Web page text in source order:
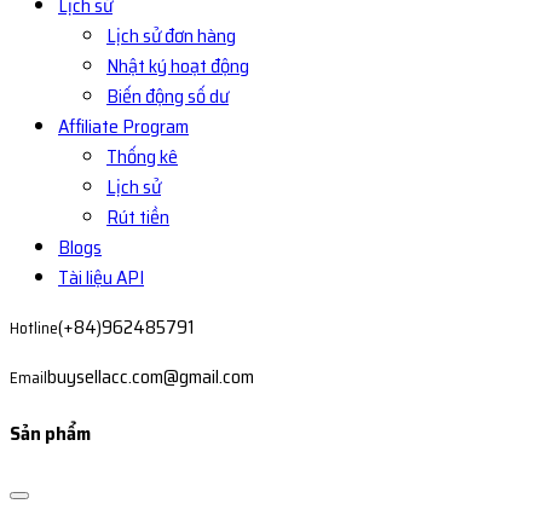
Lịch sử đơn hàng
Nhật ký hoạt động
Biến động số dư
Affiliate Program
Thống kê
Lịch sử
Rút tiền
Blogs
Tài liệu API
Hotline(+84)962485791
Emailbuysellacc.com@gmail.com
Sản phẩm